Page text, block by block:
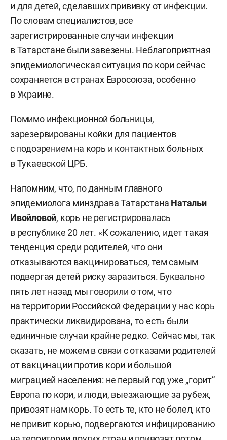
и для детей, сделавших прививку от инфекции.
По словам специалистов, все
зарегистрированные случаи инфекции
в Татарстане были завезены. Неблагоприятная
эпидемиологическая ситуация по кори сейчас
сохраняется в странах Евросоюза, особенно
в Украине.
Помимо инфекционной больницы,
зарезервированы койки для пациентов
с подозрением на корь и контактных больных
в Тукаевской ЦРБ.
Напомним, что, по данным главного
эпидемиолога минздрава Татарстана Натальи
Ивойловой, корь не регистрировалась
в республике 20 лет. «К сожалению, идет такая
тенденция среди родителей, что они
отказываются вакцинироваться, тем самым
подвергая детей риску заразиться. Буквально
пять лет назад мы говорили о том, что
на территории Российской Федерации у нас корь
практически ликвидирована, то есть были
единичные случаи крайне редко. Сейчас мы, так
сказать, не можем в связи с отказами родителей
от вакцинации против кори и большой
миграцией населения: не первый год уже „горит“
Европа по кори, и люди, выезжающие за рубеж,
привозят нам корь. То есть те, кто не болел, кто
не привит корью, подвергаются инфицированию